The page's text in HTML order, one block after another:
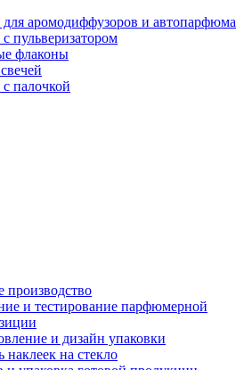
аромодиффузоров и автопарфюма
пульверизатором
флаконы
палочкой
производство
и тестирование парфюмерной
и дизайн упаковки
наклеек на стекло